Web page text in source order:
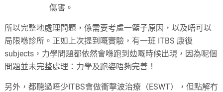
傷害。
所以完整地處理問題，係需要考慮一籃子原因，以及唔可以
局限喺診所。正如上次提到嘅實驗，有一班 ITBS 康復
subjects，力學問題都依然會喺跑到攰嘅時候出現，因為呢個
問題並未完整處理：力學及跑姿唔夠完善！
另外，都聽過唔少ITBS會做衝擊波治療（ESWT），但點解冇